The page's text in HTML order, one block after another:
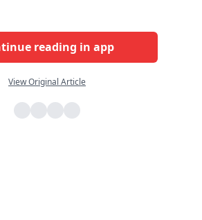
reading in app
View Original Article